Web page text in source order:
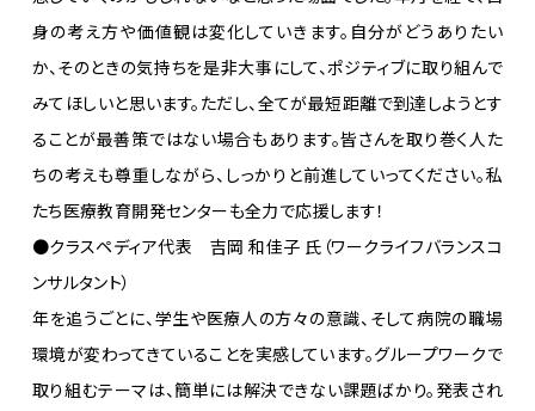
身の考え方や価値観は変化していきます。自分がどうありたい
か、そのときの気持ちを是非大事にして、ポジティブに取り組んで
みてほしいと思います。ただし、全てが最短距離で到達しようとす
ることが最善策ではない場合もあります。皆さんを取り巻く人た
ちの考えも尊重しながら、しっかりと前進していってください。私
たち医療教育開発センターも全力で応援します！
●クラスペディア代表 吉岡 和佳子 氏（ワークライフバランスコ
ンサルタント）
年を追うごとに、学生や医療人の方々の意識、そして病院の職場
環境が変わってきていることを実感しています。グループワークで
取り組むテーマは、簡単には解決できない課題ばかり。発表され